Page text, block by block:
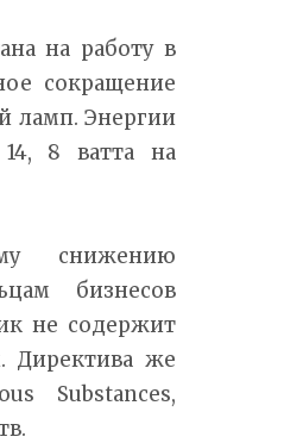
на работу в
сокращение
ламп. Энергии
14, 8 ватта на
снижению
бизнесов
не содержит
Директива же
Substances,